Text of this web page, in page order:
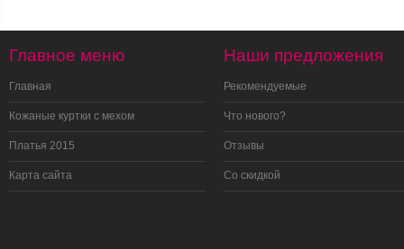
Главное меню
Главная
Кожаные куртки с мехом
Платья 2015
Карта сайта
Наши предложения
Рекомендуемые
Что нового?
Отзывы
Со скидкой